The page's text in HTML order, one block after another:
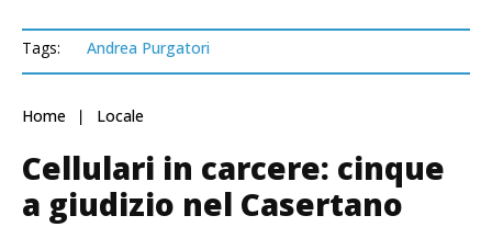
Tags: Andrea Purgatori
Home Locale
Cellulari in carcere: cinque
a giudizio nel Casertano